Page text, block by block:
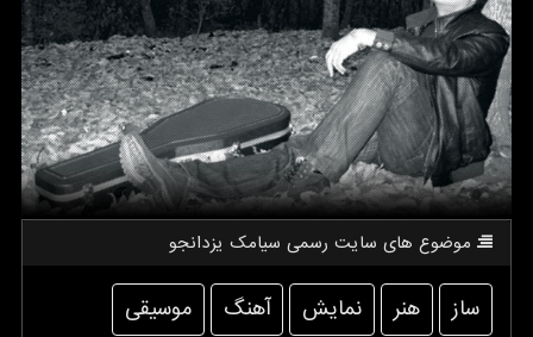
موضوع های سایت رسمی سیامك یزدانجو
ساز هنر نمایش آهنگ
موسیقی